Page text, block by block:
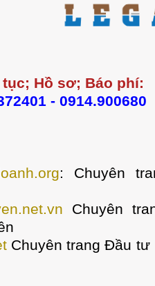
Hồ sơ; Báo phí:
- 0914.900680
:
Chuyên
Chuyên
Chuyên trang Đầu